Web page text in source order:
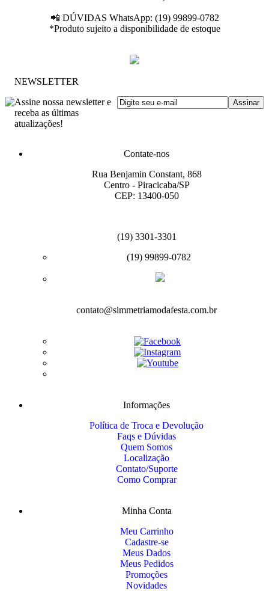
📲 DÚVIDAS WhatsApp: (19) 99899-0782
*Produto sujeito a disponibilidade de estoque
NEWSLETTER
Assine nossa newsletter e
receba as últimas
atualizações!
Contate-nos
Rua Benjamin Constant, 868
Centro - Piracicaba/SP
CEP: 13400-050
(19) 3301-3301
(19) 99899-0782
contato@simmetriamodafesta.com.br
Informações
Política de Troca e Devolução
Faqs e Dúvidas
Quem Somos
Localização
Contato/Suporte
Como Comprar
Minha Conta
Meu Carrinho
Cadastre-se
Meus Dados
Meus Pedidos
Promoções
Novidades